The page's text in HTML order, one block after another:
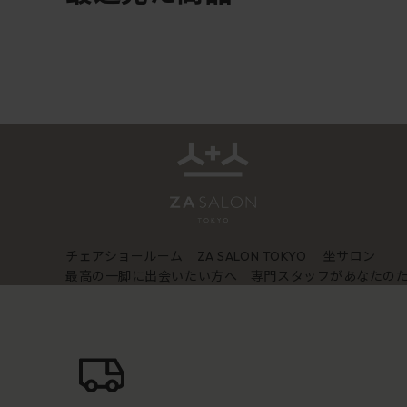
チェアショールーム ZA SALON TOKYO
坐サロン
最高の一脚に出会いたい方へ 専門スタッフがあなたの